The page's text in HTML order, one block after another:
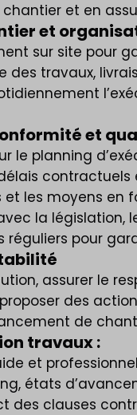
et en
et
sur site pour
des travaux,
et
le planning
et les moyens en
la législation,
réguliers pour
assurer le
des
de
travaux :
et
états
des clauses